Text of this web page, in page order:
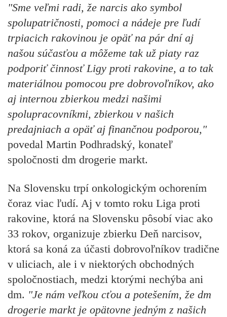
"Sme veľmi radi, že narcis ako symbol
spolupatričnosti, pomoci a nádeje pre ľudí
trpiacich rakovinou je opäť na pár dní aj
našou súčasťou a môžeme tak už piaty raz
podporiť činnosť Ligy proti rakovine, a to tak
materiálnou pomocou pre dobrovoľníkov, ako
aj internou zbierkou medzi našimi
spolupracovníkmi, zbierkou v našich
predajniach a opäť aj finančnou podporou,"
povedal Martin Podhradský, konateľ
spoločnosti dm drogerie markt.
Na Slovensku trpí onkologickým ochorením
čoraz viac ľudí. Aj v tomto roku Liga proti
rakovine, ktorá na Slovensku pôsobí viac ako
33 rokov, organizuje zbierku Deň narcisov,
ktorá sa koná za účasti dobrovoľníkov tradične
v uliciach, ale i v niektorých obchodných
spoločnostiach, medzi ktorými nechýba ani
dm. "Je nám veľkou cťou a potešením, že dm
drogerie markt je opätovne jedným z našich